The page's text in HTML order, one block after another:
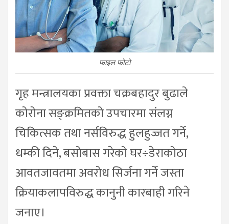
फाइल फोटो
गृह मन्त्रालयका प्रवक्ता चक्रबहादुर बुढाले
कोरोना सङ्क्रमितको उपचारमा संलग्न
चिकित्सक तथा नर्सविरुद्ध हुलहुज्जत गर्ने,
धम्की दिने, बसोबास गरेको घर÷डेराकोठा
आवतजावतमा अवरोध सिर्जना गर्ने जस्ता
क्रियाकलापविरुद्ध कानुनी कारबाही गरिने
जनाए।